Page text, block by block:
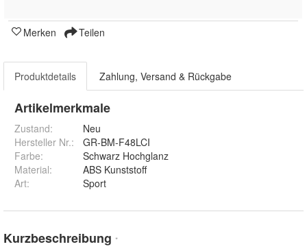
Merken Teilen
Produktdetails Zahlung, Versand & Rückgabe
Artikelmerkmale
Zustand:
Neu
Hersteller Nr.:
GR-BM-F48LCI
Farbe:
Schwarz Hochglanz
Material:
ABS Kunststoff
Art: Sport
Kurzbeschreibung *